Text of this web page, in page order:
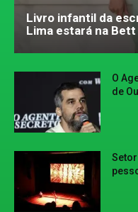
Livro infantil da
Lima estará na
O
de